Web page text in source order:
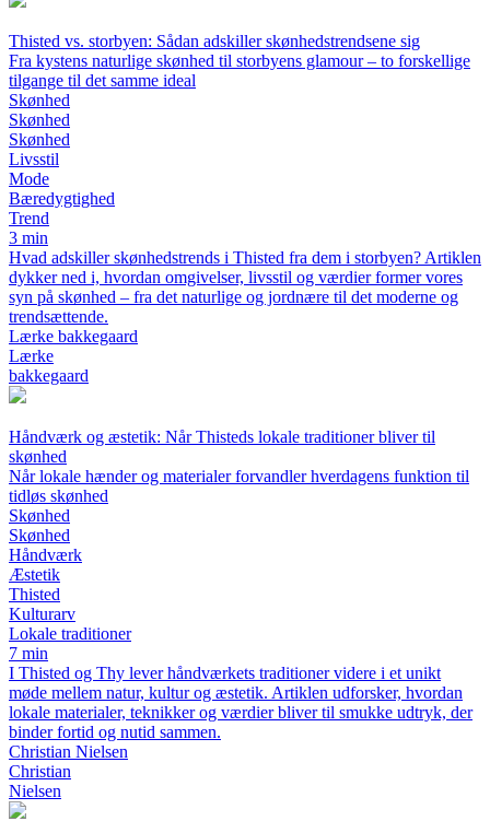
Thisted vs. storbyen: Sådan adskiller skønhedstrendsene sig
Fra kystens naturlige skønhed til storbyens glamour – to forskellige
tilgange til det samme ideal
Skønhed
Skønhed
Skønhed
Livsstil
Mode
Bæredygtighed
Trend
3 min
Hvad adskiller skønhedstrends i Thisted fra dem i storbyen? Artiklen
dykker ned i, hvordan omgivelser, livsstil og værdier former vores
syn på skønhed – fra det naturlige og jordnære til det moderne og
trendsættende.
Lærke bakkegaard
Lærke
bakkegaard
Håndværk og æstetik: Når Thisteds lokale traditioner bliver til
skønhed
Når lokale hænder og materialer forvandler hverdagens funktion til
tidløs skønhed
Skønhed
Skønhed
Håndværk
Æstetik
Thisted
Kulturarv
Lokale traditioner
7 min
I Thisted og Thy lever håndværkets traditioner videre i et unikt
møde mellem natur, kultur og æstetik. Artiklen udforsker, hvordan
lokale materialer, teknikker og værdier bliver til smukke udtryk, der
binder fortid og nutid sammen.
Christian Nielsen
Christian
Nielsen